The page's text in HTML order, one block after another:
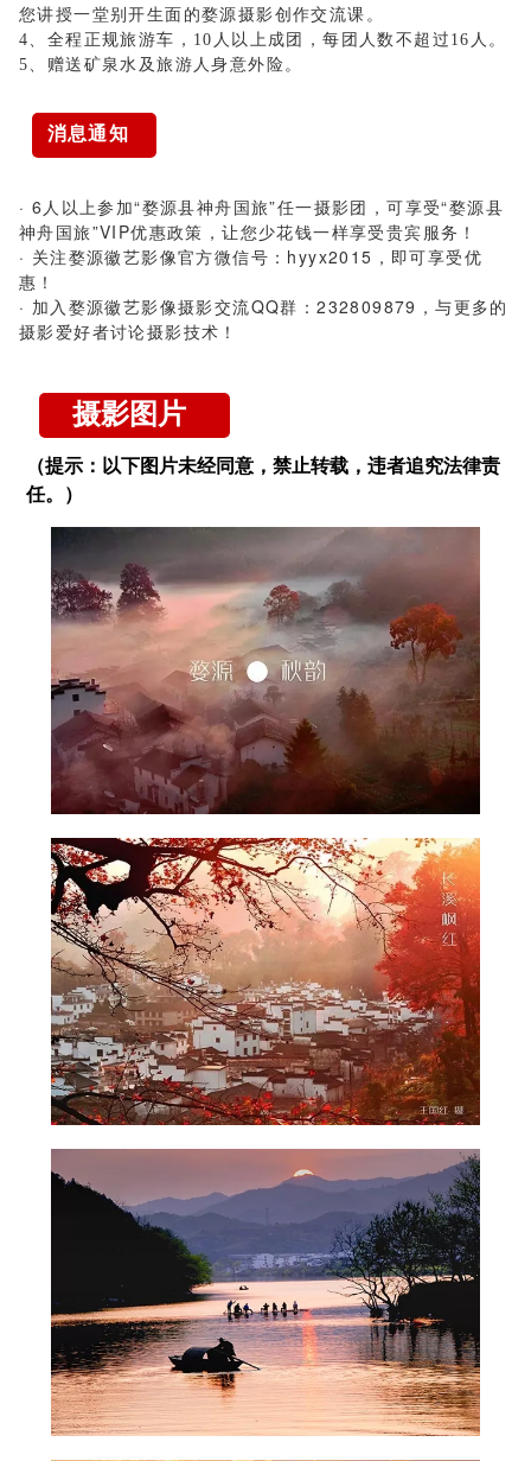
您讲授一堂别开生面的婺源摄影创作交流课。
4、全程正规旅游车，10人以上成团，每团人数不超过16人。
5、赠送矿泉水及旅游人身意外险。
消息通知
· 6人以上参加“婺源县神舟国旅”任一摄影团，可享受“婺源县
神舟国旅”VIP优惠政策，让您少花钱一样享受贵宾服务！
· 关注婺源徽艺影像官方微信号：hyyx2015，即可享受优
惠！
· 加入婺源徽艺影像摄影交流QQ群：232809879，与更多的
摄影爱好者讨论摄影技术！
摄影图片
（提示：以下图片未经同意，禁止转载，违者追究法律责
任。）